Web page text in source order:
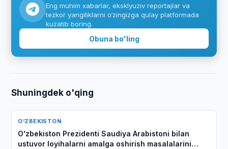
Eng muhim xabarlar, eksklyuziv reportajlar va
tezkor yangiliklarni o‘zingizga qulay platformada
kuzatib boring.
Obuna bo'ling
Shuningdek o'qing
O‘ZBEKISTON
Oʻzbekiston Prezidenti Saudiya Arabistoni bilan
ustuvor loyihalarni amalga oshirish masalalarini